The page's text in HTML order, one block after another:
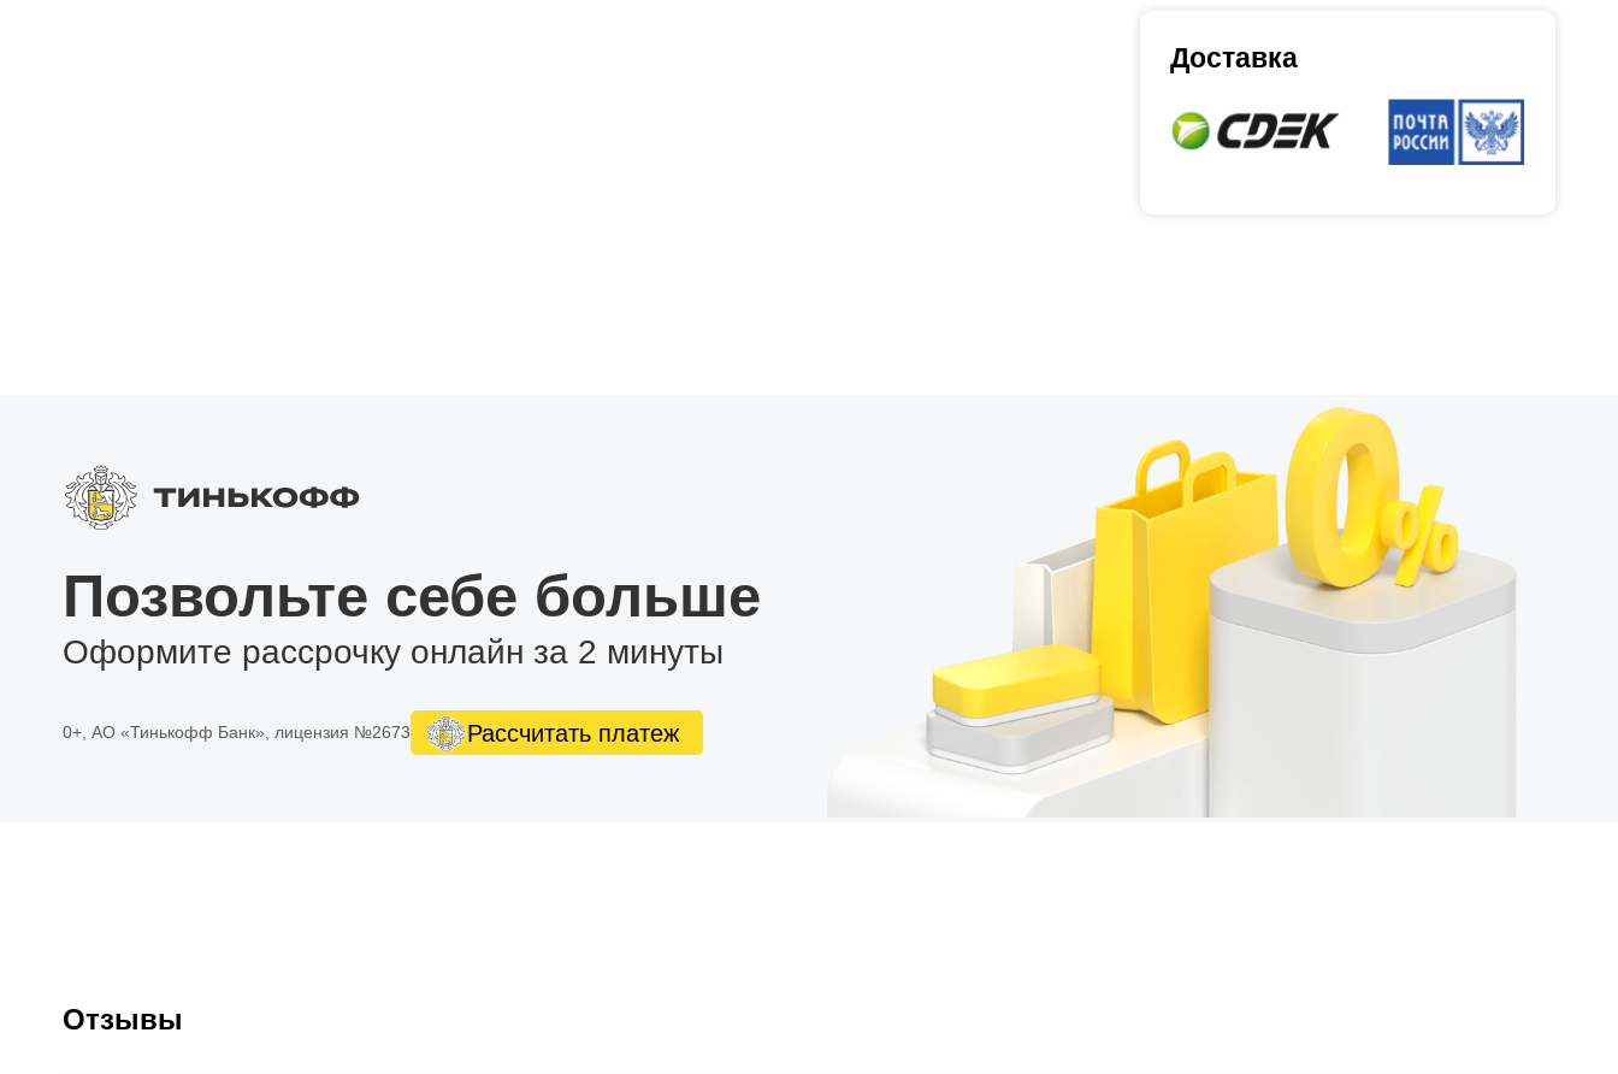
Доставка
Позвольте себе больше
Оформите рассрочку онлайн за 2 минуты
0+, АО «Тинькофф Банк», лицензия №2673 Рассчитать платеж
Отзывы